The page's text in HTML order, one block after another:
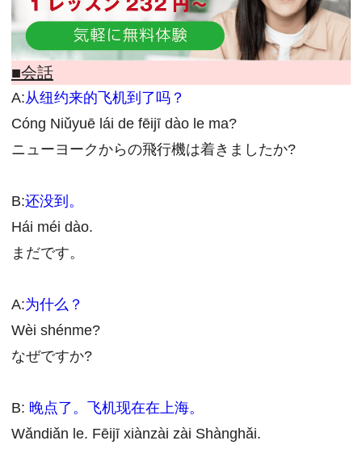
■会話
A:从纽约来的飞机到了吗？
Cóng Niǔyuē lái de fēijī dào le ma?
ニューヨークからの飛行機は着きましたか?
B:还没到。
Hái méi dào.
まだです。
A:为什么？
Wèi shénme?
なぜですか?
B: 晚点了。飞机现在在上海。
Wǎndiǎn le. Fēijī xiànzài zài Shànghǎi.